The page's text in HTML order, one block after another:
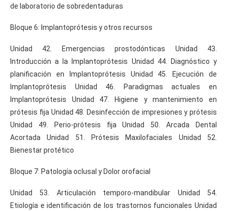
de laboratorio de sobredentaduras
Bloque 6: Implantoprótesis y otros recursos
Unidad 42. Emergencias prostodónticas Unidad 43.
Introducción a la Implantoprótesis Unidad 44. Diagnóstico y
planificación en Implantoprótesis Unidad 45. Ejecución de
Implantoprótesis Unidad 46. Paradigmas actuales en
Implantoprótesis Unidad 47. Higiene y mantenimiento en
prótesis fija Unidad 48. Desinfección de impresiones y prótesis
Unidad 49. Perio-prótesis fija Unidad 50. Arcada Dental
Acortada Unidad 51. Prótesis Maxilofaciales Unidad 52.
Bienestar protético
Bloque 7: Patología oclusal y Dolor orofacial
Unidad 53. Articulación temporo-mandibular Unidad 54.
Etiología e identificación de los trastornos funcionales Unidad